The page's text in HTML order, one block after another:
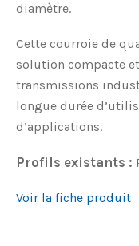
diamètre.
Cette courroie de
solution compacte
transmissions
longue durée
d’applications.
Profils existants :
Voir la fiche produit